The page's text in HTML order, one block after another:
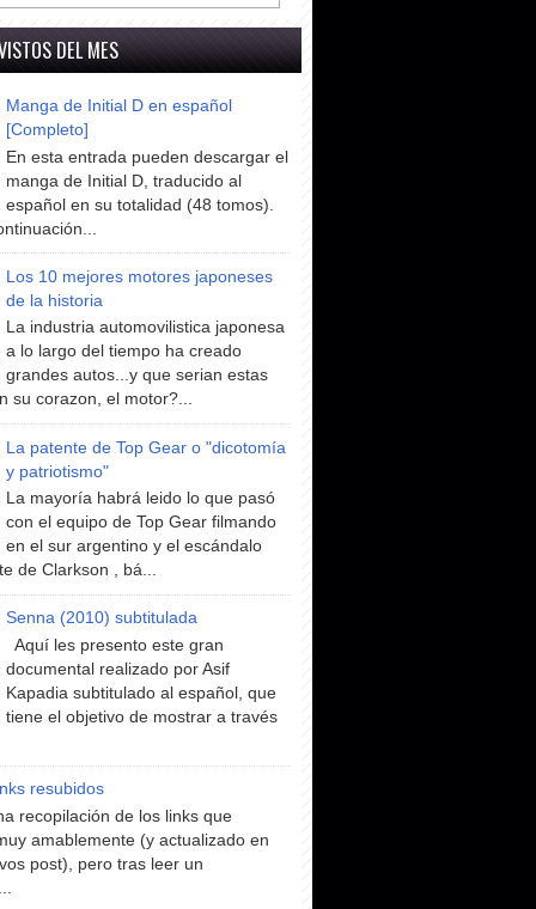
DEL MES
Manga de Initial D en español
[Completo]
En esta entrada pueden descargar el
manga de Initial D, traducido al
español en su totalidad (48 tomos).
Los 10 mejores motores japoneses
de la historia
La industria automovilistica japonesa
a lo largo del tiempo ha creado
grandes autos...y que serian estas
su corazon, el motor?...
La patente de Top Gear o "dicotomía
y patriotismo"
La mayoría habrá leido lo que pasó
con el equipo de Top Gear filmando
en el sur argentino y el escándalo
de Clarkson , bá...
Senna (2010) subtitulada
Aquí les presento este gran
documental realizado por Asif
Kapadia subtitulado al español, que
tiene el objetivo de mostrar a través
resubidos
recopilación de los links que
amablemente (y actualizado en
post), pero tras leer un